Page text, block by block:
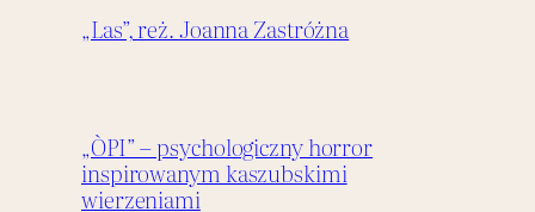
„Las”, reż. Joanna Zastróżna
„ÒPI” – psychologiczny horror
inspirowanym kaszubskimi
wierzeniami